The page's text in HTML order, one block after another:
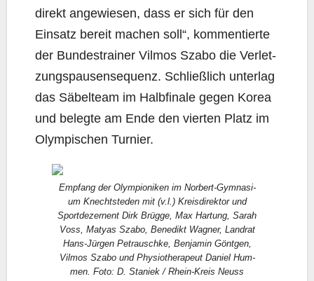
direkt ange­wie­sen, dass er sich für den
Ein­satz bereit machen soll“, kom­men­tier­te
der Bun­des­trai­ner Vil­mos Szabo die Ver­let­
zungs­pausen­se­quenz. Schließ­lich unter­lag
das Säbel­team im Halb­fi­na­le gegen Korea
und beleg­te am Ende den vier­ten Platz im
Olym­pi­schen Turnier.
Emp­fang der Olym­pio­ni­ken im Nor­bert-Gym­na­si­
um Knecht­s­teden mit (v.l.) Kreis­di­rek­tor und
Sport­de­zer­nent Dirk Brüg­ge, Max Har­tung, Sarah
Voss, Matyas Szabo, Bene­dikt Wag­ner, Land­rat
Hans-Jür­gen Pet­rausch­ke, Ben­ja­min Gönt­gen,
Vil­mos Szabo und Phy­sio­the­ra­peut Dani­el Hum­
men. Foto: D. Sta­niek / Rhein-Kreis Neuss